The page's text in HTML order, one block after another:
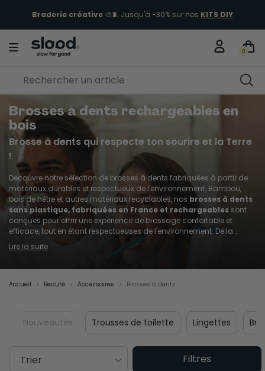
ÉCLIPSE 12 AOÛT Je fonce
0
Brosses à dents rechargeables en
bois
Brosse à dents qui respecte ton sourire et la Terre
!
Découvre notre sélection de brosses à dents fabriquées à partir de
matériaux durables et respectueux de l'environnement. Bambou,
bois de hêtre et autres matériaux recyclables, nos brosses à dents
sans plastique, fabriquées en France et rechargeables sont
conçues pour offrir une expérience de brossage confortable et
efficace, tout en étant respectueuses de l'environnement. De la
brosse à dents rechargeable à la brosse à dents basique en bois,
toutesnos brosses à dents sont écologiques et fabriquées
Lire la suite
Accueil Beauté Accessoires Brosses à dents
Nouveautés Trousses de toilette Lingettes
Filtres
Trier